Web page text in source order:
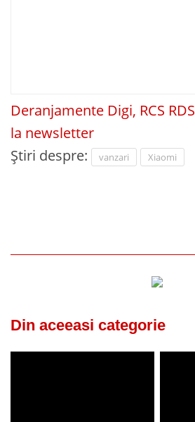
Deranjamente Digi, RCS RDS
la newsletter
Știri despre:
vanzari Xiaomi
Din aceeasi categorie